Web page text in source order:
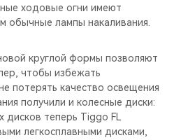
ходовые огни имеют
обычные лампы накаливания.
круглой формы позволяют
чтобы избежать
потерять качество освещения
получили и колесные диски:
дисков теперь Tiggo FL
легкосплавными дисками,